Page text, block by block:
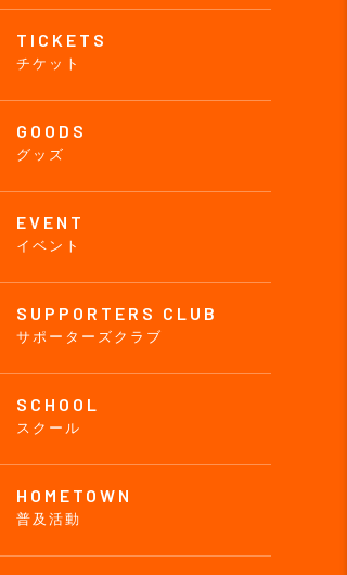
TICKETS
チケット
GOODS
グッズ
EVENT
イベント
SUPPORTERS CLUB
サポーターズクラブ
SCHOOL
スクール
HOMETOWN
普及活動